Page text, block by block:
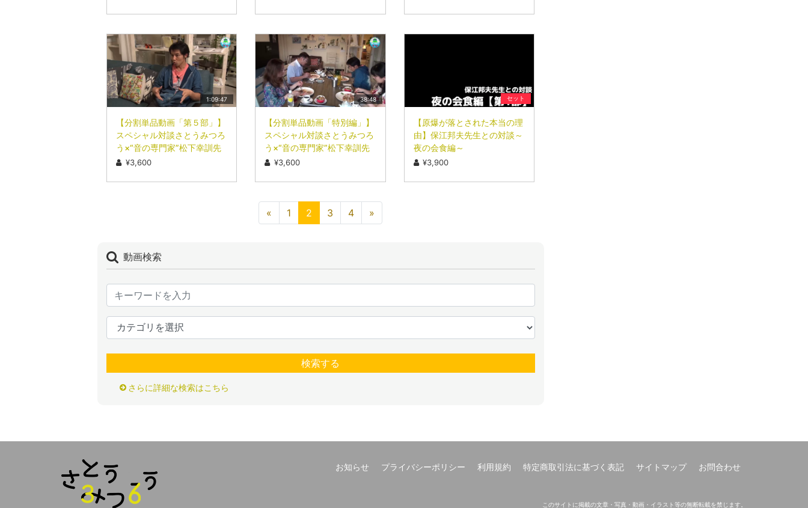
1:09:47
【分割単品動画「第５部」】
スペシャル対談さとうみつろ
う×“音の専門家”松下幸訓先
生 ¥3,600
38:48
【分割単品動画「特別編」】
スペシャル対談さとうみつろ
う×“音の専門家”松下幸訓先
生 ¥3,600
セット
【原爆が落とされた本当の理
由】保江邦夫先生との対談～
夜の会食編～
¥3,900
« 1 2 3 4 »
動画検索
検索する
さらに詳細な検索はこちら
お知らせ プライバシーポリシー 利用規約 特定商取引法に基づく表記 サイトマップ お問合わせ
このサイトに掲載の文章・写真・動画・イラスト等の無断転載を禁じます。